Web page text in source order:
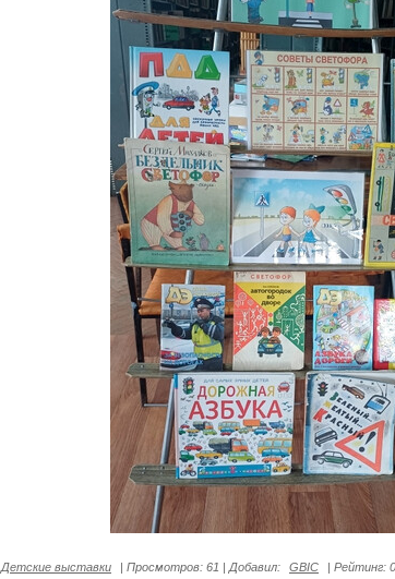
Детские выставки | Просмотров: 61 | Добавил: GBIC | Рейтинг: